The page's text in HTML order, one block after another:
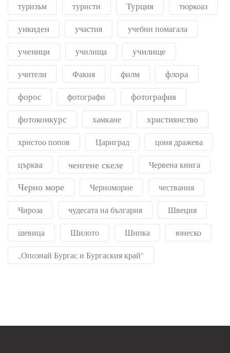
туризъм туристи Турция тюркоаз
уикиден участия учебни помагала
ученици училища училище
учители Факия филм флора
форос фотографи фотография
фотоконкурс хамкане християнство
христоо попов Цариград цоня дражева
църква ченгене скеле Червена книга
Черно море Черноморие чествания
Чироза чудесата на българия Швеция
шевица Шилото Шипка юнеско
„Опознай Бургас и Бургаския край“